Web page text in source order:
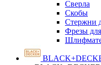
Сверла
Скобы
Стержни
Фрезы